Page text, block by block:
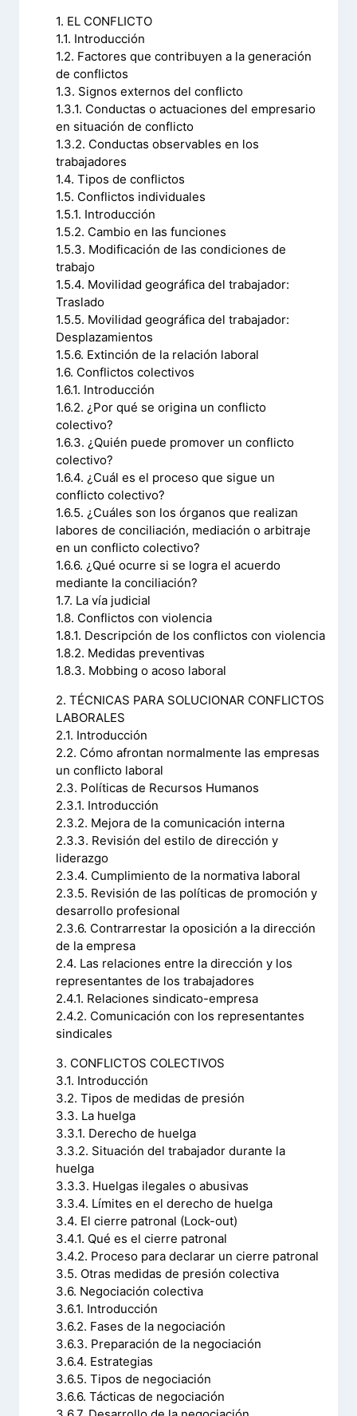
1. EL CONFLICTO
1.1. Introducción
1.2. Factores que contribuyen a la generación
de conflictos
1.3. Signos externos del conflicto
1.3.1. Conductas o actuaciones del empresario
en situación de conflicto
1.3.2. Conductas observables en los
trabajadores
1.4. Tipos de conflictos
1.5. Conflictos individuales
1.5.1. Introducción
1.5.2. Cambio en las funciones
1.5.3. Modificación de las condiciones de
trabajo
1.5.4. Movilidad geográfica del trabajador:
Traslado
1.5.5. Movilidad geográfica del trabajador:
Desplazamientos
1.5.6. Extinción de la relación laboral
1.6. Conflictos colectivos
1.6.1. Introducción
1.6.2. ¿Por qué se origina un conflicto
colectivo?
1.6.3. ¿Quién puede promover un conflicto
colectivo?
1.6.4. ¿Cuál es el proceso que sigue un
conflicto colectivo?
1.6.5. ¿Cuáles son los órganos que realizan
labores de conciliación, mediación o arbitraje
en un conflicto colectivo?
1.6.6. ¿Qué ocurre si se logra el acuerdo
mediante la conciliación?
1.7. La vía judicial
1.8. Conflictos con violencia
1.8.1. Descripción de los conflictos con violencia
1.8.2. Medidas preventivas
1.8.3. Mobbing o acoso laboral
2. TÉCNICAS PARA SOLUCIONAR CONFLICTOS
LABORALES
2.1. Introducción
2.2. Cómo afrontan normalmente las empresas
un conflicto laboral
2.3. Políticas de Recursos Humanos
2.3.1. Introducción
2.3.2. Mejora de la comunicación interna
2.3.3. Revisión del estilo de dirección y
liderazgo
2.3.4. Cumplimiento de la normativa laboral
2.3.5. Revisión de las políticas de promoción y
desarrollo profesional
2.3.6. Contrarrestar la oposición a la dirección
de la empresa
2.4. Las relaciones entre la dirección y los
representantes de los trabajadores
2.4.1. Relaciones sindicato-empresa
2.4.2. Comunicación con los representantes
sindicales
3. CONFLICTOS COLECTIVOS
3.1. Introducción
3.2. Tipos de medidas de presión
3.3. La huelga
3.3.1. Derecho de huelga
3.3.2. Situación del trabajador durante la
huelga
3.3.3. Huelgas ilegales o abusivas
3.3.4. Límites en el derecho de huelga
3.4. El cierre patronal (Lock-out)
3.4.1. Qué es el cierre patronal
3.4.2. Proceso para declarar un cierre patronal
3.5. Otras medidas de presión colectiva
3.6. Negociación colectiva
3.6.1. Introducción
3.6.2. Fases de la negociación
3.6.3. Preparación de la negociación
3.6.4. Estrategias
3.6.5. Tipos de negociación
3.6.6. Tácticas de negociación